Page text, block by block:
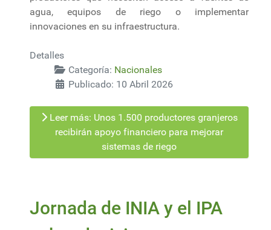
agua, equipos de riego o implementar
innovaciones en su infraestructura.
Detalles
Categoría: Nacionales
Publicado: 10 Abril 2026
Leer más: Unos 1.500 productores granjeros
recibirán apoyo financiero para mejorar
sistemas de riego
Jornada de INIA y el IPA